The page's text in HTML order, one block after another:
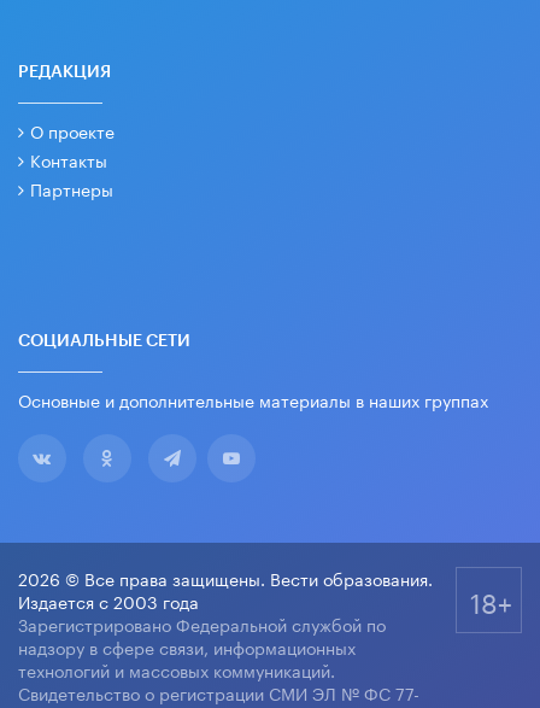
РЕДАКЦИЯ
О проекте
Контакты
Партнеры
СОЦИАЛЬНЫЕ СЕТИ
Основные и дополнительные материалы в наших группах
2026 © Все права защищены. Вести образования.
Издается с 2003 года
Зарегистрировано Федеральной службой по
надзору в сфере связи, информационных
технологий и массовых коммуникаций.
Свидетельство о регистрации СМИ ЭЛ № ФС 77-
18+